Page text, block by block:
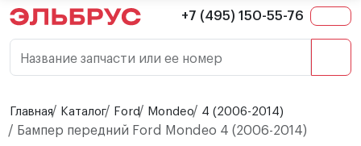
+7 (495) 150-55-76
Название запчасти или ее номер
Главная Каталог Ford Mondeo 4 (2006-2014)
Бампер передний Ford Mondeo 4 (2006-2014)